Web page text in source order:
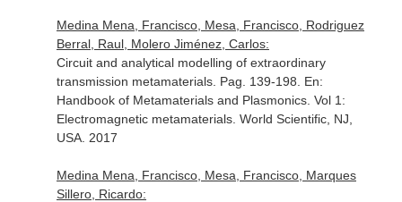
Medina Mena, Francisco, Mesa, Francisco, Rodriguez
Berral, Raul, Molero Jiménez, Carlos:
Circuit and analytical modelling of extraordinary
transmission metamaterials. Pag. 139-198. En:
Handbook of Metamaterials and Plasmonics. Vol 1:
Electromagnetic metamaterials. World Scientific, NJ,
USA. 2017
Medina Mena, Francisco, Mesa, Francisco, Marques
Sillero, Ricardo: